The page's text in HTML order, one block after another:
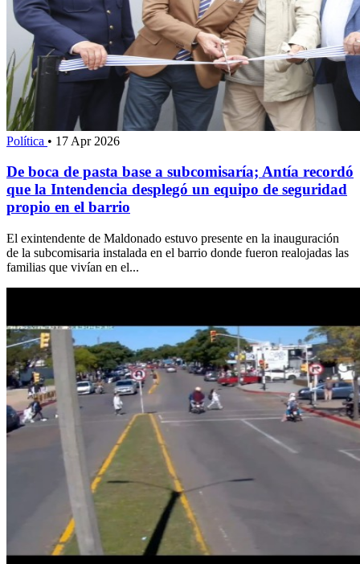
Política • 17 Apr 2026
De boca de pasta base a subcomisaría; Antía recordó
que la Intendencia desplegó un equipo de seguridad
propio en el barrio
El exintendente de Maldonado estuvo presente en la inauguración
de la subcomisaria instalada en el barrio donde fueron realojadas las
familias que vivían en el...